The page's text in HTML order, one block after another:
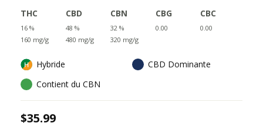
THC
16 %
160 mg/g
CBD
48 %
480 mg/g
CBN
32 %
320 mg/g
CBG
0.00
CBC
0.00
Hybride
CBD Dominante
Contient du CBN
$35.99